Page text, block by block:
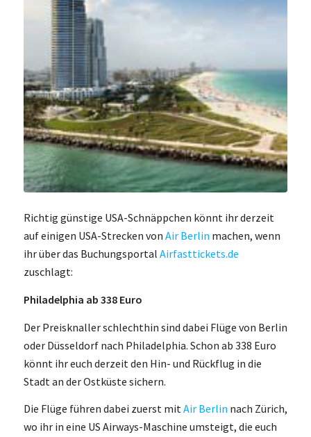
Richtig günstige USA-Schnäppchen könnt ihr derzeit
auf einigen USA-Strecken von Air Berlin machen, wenn
ihr über das Buchungsportal Airfasttickets.de
zuschlagt:
Philadelphia ab 338 Euro
Der Preisknaller schlechthin sind dabei Flüge von Berlin
oder Düsseldorf nach Philadelphia. Schon ab 338 Euro
könnt ihr euch derzeit den Hin- und Rückflug in die
Stadt an der Ostküste sichern.
Die Flüge führen dabei zuerst mitAir Berlin nach Zürich,
wo ihr in eine US Airways-Maschine umsteigt, die euch